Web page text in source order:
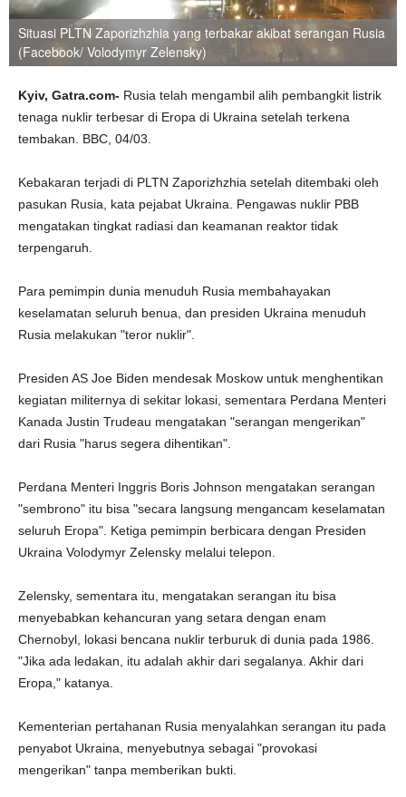
Situasi PLTN Zaporizhzhia yang terbakar akibat serangan Rusia
(Facebook/ Volodymyr Zelensky)
Kyiv, Gatra.com- Rusia telah mengambil alih pembangkit listrik
tenaga nuklir terbesar di Eropa di Ukraina setelah terkena
tembakan. BBC, 04/03.
Kebakaran terjadi di PLTN Zaporizhzhia setelah ditembaki oleh
pasukan Rusia, kata pejabat Ukraina. Pengawas nuklir PBB
mengatakan tingkat radiasi dan keamanan reaktor tidak
terpengaruh.
Para pemimpin dunia menuduh Rusia membahayakan
keselamatan seluruh benua, dan presiden Ukraina menuduh
Rusia melakukan "teror nuklir".
Presiden AS Joe Biden mendesak Moskow untuk menghentikan
kegiatan militernya di sekitar lokasi, sementara Perdana Menteri
Kanada Justin Trudeau mengatakan "serangan mengerikan"
dari Rusia "harus segera dihentikan".
Perdana Menteri Inggris Boris Johnson mengatakan serangan
"sembrono" itu bisa "secara langsung mengancam keselamatan
seluruh Eropa". Ketiga pemimpin berbicara dengan Presiden
Ukraina Volodymyr Zelensky melalui telepon.
Zelensky, sementara itu, mengatakan serangan itu bisa
menyebabkan kehancuran yang setara dengan enam
Chernobyl, lokasi bencana nuklir terburuk di dunia pada 1986.
"Jika ada ledakan, itu adalah akhir dari segalanya. Akhir dari
Eropa," katanya.
Kementerian pertahanan Rusia menyalahkan serangan itu pada
penyabot Ukraina, menyebutnya sebagai "provokasi
mengerikan" tanpa memberikan bukti.